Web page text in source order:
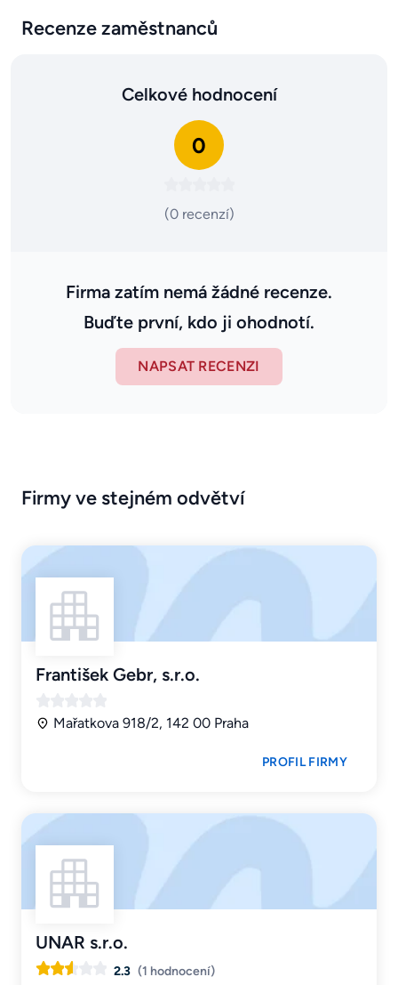
Recenze zaměstnanců
Celkové hodnocení
0
(0 recenzí)
Firma zatím nemá žádné recenze.
Buďte první, kdo ji ohodnotí.
NAPSAT RECENZI
Firmy ve stejném odvětví
František Gebr, s.r.o.
Mařatkova 918/2, 142 00 Praha
PROFIL FIRMY
UNAR s.r.o.
2.3 (1 hodnocení)